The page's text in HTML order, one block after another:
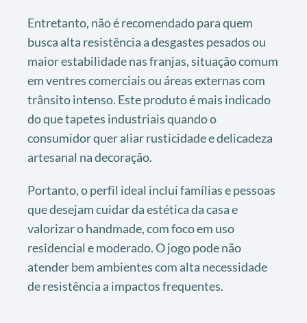
Entretanto, não é recomendado para quem
busca alta resistência a desgastes pesados ou
maior estabilidade nas franjas, situação comum
em ventres comerciais ou áreas externas com
trânsito intenso. Este produto é mais indicado
do que tapetes industriais quando o
consumidor quer aliar rusticidade e delicadeza
artesanal na decoração.
Portanto, o perfil ideal inclui famílias e pessoas
que desejam cuidar da estética da casa e
valorizar o handmade, com foco em uso
residencial e moderado. O jogo pode não
atender bem ambientes com alta necessidade
de resistência a impactos frequentes.